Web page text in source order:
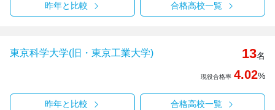
昨年と比較 合格高校一覧
東京科学大学(旧・東京工業大学) 13名
現役合格率 4.02%
昨年と比較 合格高校一覧